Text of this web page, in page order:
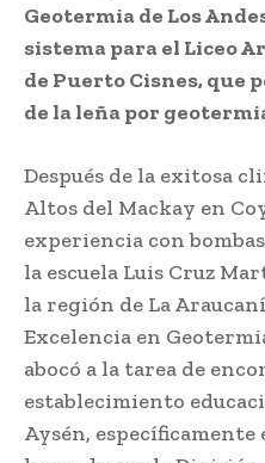
Geotermia de Los
sistema para el Liceo
de Puerto Cisnes, que
de la leña por
Después de la exitosa
Altos del Mackay en
experiencia con
la escuela Luis Cruz
la región de La
Excelencia en
abocó a la tarea de
establecimiento
Aysén, específicamente